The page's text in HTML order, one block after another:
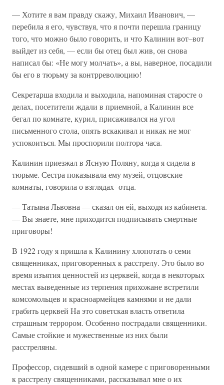
— Хотите я вам правду скажу, Михаил Иванович, —
перебила я его, чувствуя, что я почти перешла границу
того, что можно было говорить, и что Калинин вот–вот
выйдет из себя, — если бы отец был жив, он снова
написал бы: «Не могу молчать», а вы, наверное, посадили
бы его в тюрьму за контрреволюцию!
Секретарша входила и выходила, напоминая старосте о
делах, посетители ждали в приемной, а Калинин все
бегал по комнате, курил, присаживался на угол
письменного стола, опять вскакивал и никак не мог
успокоиться. Мы проспорили полтора часа.
Калинин приезжал в Ясную Поляну, когда я сидела в
тюрьме. Сестра показывала ему музей, отцовские
комнаты, говорила о взглядах- отца.
— Татьяна Львовна — сказал он ей, выходя из кабинета.
— Вы знаете, мне приходится подписывать смертные
приговоры!
В 1922 году я пришла к Калинину хлопотать о семи
священниках, приговоренных к расстрелу. Это было во
время изъятия ценностей из церквей, когда в некоторых
местах выведенные из терпения прихожане встретили
комсомольцев и красноармейцев камнями и не дали
грабить церквей На это советская власть ответила
страшным террором. Особенно пострадали священники.
Самые стойкие и мужественные из них были
расстреляны.
Профессор, сидевший в одной камере с приговоренными
к расстрелу священниками, рассказывал мне о их